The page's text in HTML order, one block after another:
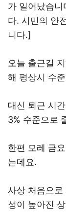
가 일어났습니
다. 시민의 안
니다.]
오늘 출근길
해 평상시 수
대신 퇴근 시
3% 수준으로
한편 모레 금
는데요.
사상 처음으
성이 높아진